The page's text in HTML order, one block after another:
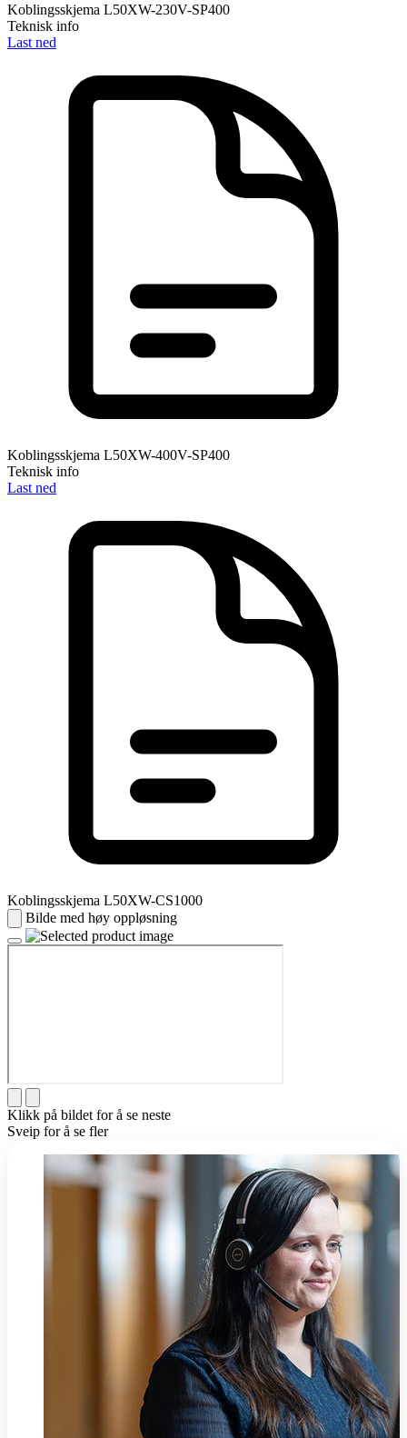
Koblingsskjema L50XW-230V-SP400
Teknisk info
Last ned
Koblingsskjema L50XW-400V-SP400
Teknisk info
Last ned
Koblingsskjema L50XW-CS1000
Bilde med høy oppløsning
Klikk på bildet for å se neste
Sveip for å se fler